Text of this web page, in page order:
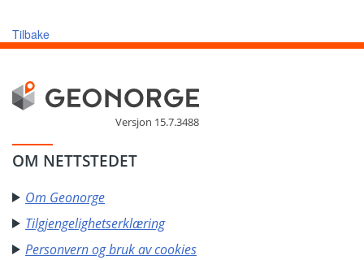
Tilbake